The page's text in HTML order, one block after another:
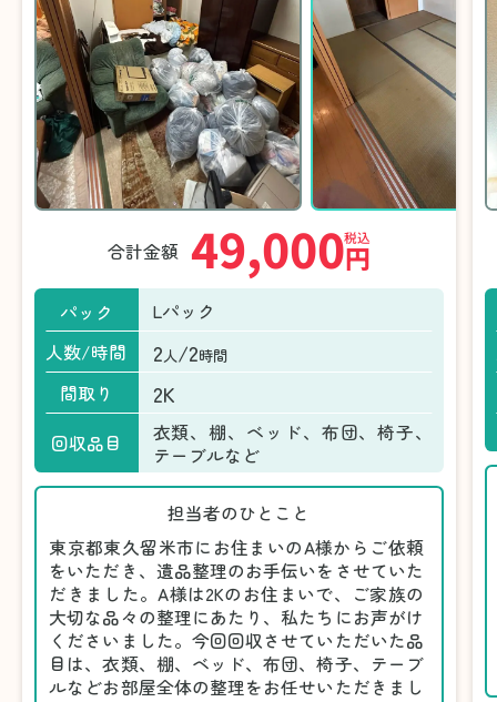
合計金額 49,000円
税込
パック
Lパック
人数/時間
2人/2時間
間取り 2K
回収品目
衣類、棚、ベッド、布団、椅子、
テーブルなど
担当者のひとこと
東京都東久留米市にお住まいのA様からご依頼
をいただき、遺品整理のお手伝いをさせていた
だきました。A様は2Kのお住まいで、ご家族の
大切な品々の整理にあたり、私たちにお声がけ
くださいました。今回回収させていただいた品
目は、衣類、棚、ベッド、布団、椅子、テーブ
ルなどお部屋全体の整理をお任せいただきまし